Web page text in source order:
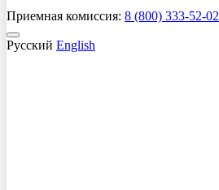
Приемная комиссия: 8 (800) 333-52-02
Русский English